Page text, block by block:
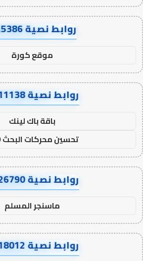
روابط نصية AA5386
موقع كورة
روابط نصية AA11138
باقة باك لينك
تحسين محركات البحث SEO
روابط نصية AA26790
ماسنجر المسلم
روابط نصية AA18012